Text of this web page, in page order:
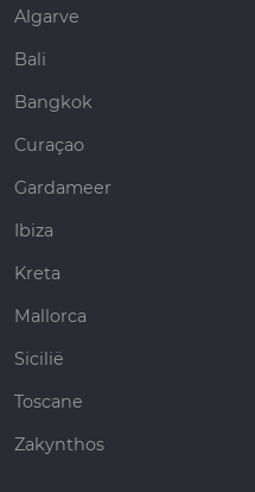
Algarve
Bali
Bangkok
Curaçao
Gardameer
Ibiza
Kreta
Mallorca
Sicilië
Toscane
Zakynthos